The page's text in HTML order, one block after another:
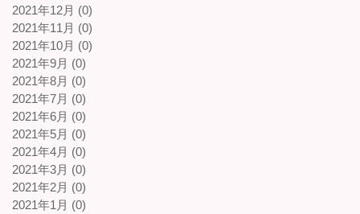
2021年12月 (0)
2021年11月 (0)
2021年10月 (0)
2021年9月 (0)
2021年8月 (0)
2021年7月 (0)
2021年6月 (0)
2021年5月 (0)
2021年4月 (0)
2021年3月 (0)
2021年2月 (0)
2021年1月 (0)